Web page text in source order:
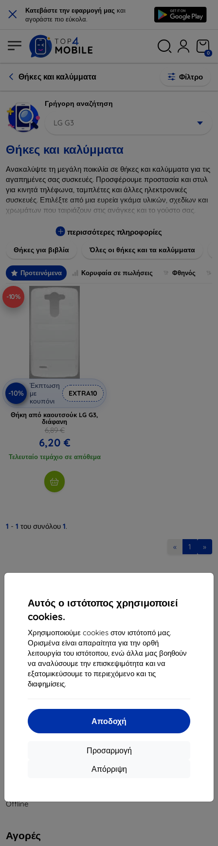
× Κατεβάστε την εφαρμογή μας και
αγοράστε πιο εύκολα.
Αυτός ο ιστότοπος χρησιμοποιεί
cookies.
Χρησιμοποιούμε cookies στον ιστότοπό μας.
Ορισμένα είναι απαραίτητα για την ορθή
λειτουργία του ιστότοπου, ενώ άλλα μας βοηθούν
να αναλύσουμε την επισκεψιμότητα και να
εξατομικεύσουμε το περιεχόμενο και τις
διαφημίσεις.
Αποδοχή
Προσαρμογή
Απόρριψη
0
Θήκες και καλύμματα Φίλτρο
Γρήγορη αναζήτηση
LG G3
Θήκες και καλύμματα
Ανακαλύψτε τη μεγάλη ποικιλία σε θήκες και καλύμματα για τις
αγαπημένες σας συσκευές. Προσφέρουμε προστασία και στυλ
για κινητά τηλέφωνα, ταμπλέτες και άλλες ηλεκτρονικές
συσκευές. Επιλέξτε από μια ευρεία γκάμα υλικών, σχεδίων και
χρωμάτων που ταιριάζουν στις ανάγκες και το γούστο σας.
πτώσεις και άλλες φθορές, ενώ παράλληλα δίνετε ένα
και τη διάρκεια ζωής των συσκευών σας με τις κορυφαίες
περισσότερες πληροφορίες
Θήκες για βιβλία Όλες οι θήκες και τα καλύμματα
Προτεινόμενα Κορυφαία σε πωλήσεις Φθηνός
-10%
-10%
Έκπτωση
με
κουπόνι
EXTRA10
Θήκη από καουτσούκ LG G3,
διάφανη
6,89 €
6,20 €
Τελευταίο τεμάχιο σε απόθεμα
1 - 1 του συνόλου 1.
« 1 »
Οδός Rudolfa Mocka 3750/2A
841 04 Bratislava
Αριθμός Μητρώου Εταιρείας:46701494
ΑΦΜ ΦΠΑ:SK2023549671
Επικοινωνία
info@top4mobile.eu
Offline
Αγορές